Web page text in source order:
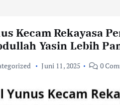
Kecam Rekayasa
Yasin Lebih
Juni 11, 2025 0